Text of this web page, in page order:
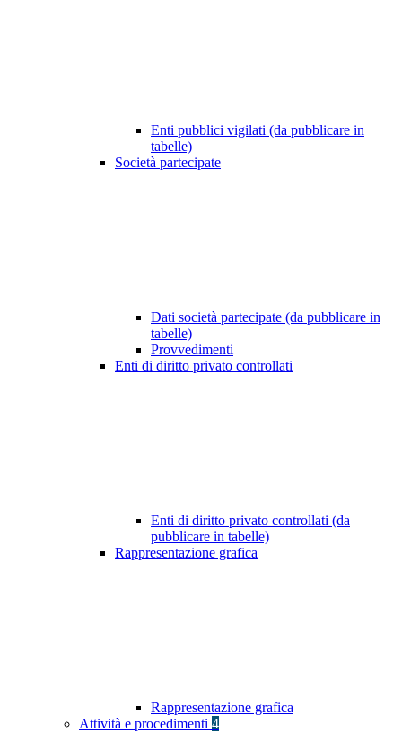
Enti pubblici vigilati (da pubblicare in
tabelle)
Società partecipate
Dati società partecipate (da pubblicare in
tabelle)
Provvedimenti
Enti di diritto privato controllati
Enti di diritto privato controllati (da
pubblicare in tabelle)
Rappresentazione grafica
Rappresentazione grafica
Attività e procedimenti 4